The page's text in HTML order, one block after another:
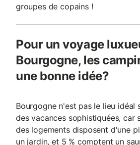
groupes de copains !
Pour un voyage
Bourgogne, les
une bonne idée?
Bourgogne n'est pas le lieu idéal
des vacances sophistiquées, car
des logements disposent d'une
un jardin, et 5 % comptent un